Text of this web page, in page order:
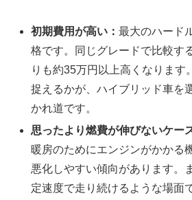
初期費用が高い：最大のハード
格です。同じグレードで比較す
りも約35万円以上高くなります
捉えるかが、ハイブリッド車を
かれ道です。
思ったより燃費が伸びないケー
暖房のためにエンジンがかかる
悪化しやすい傾向があります。
定速度で走り続けるような場面